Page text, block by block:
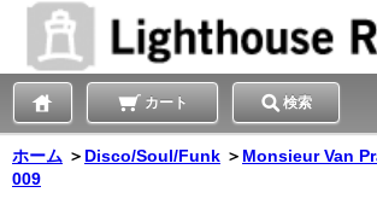
カート 検索
ホーム ＞ Disco/Soul/Funk ＞ Monsieur Van
009